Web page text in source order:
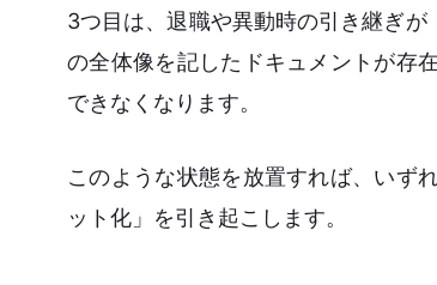
3つ目は、退職や異動時の引き継ぎ
の全体像を記したドキュメントが存
できなくなります。
このような状態を放置すれば、いず
ット化」を引き起こします。